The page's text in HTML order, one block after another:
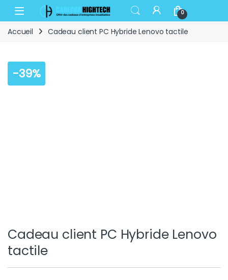
Skip to navigation
Skip to content
Open 0
Accueil Cadeau client PC Hybride Lenovo tactile
-39%
Cadeau client PC Hybride Lenovo
tactile